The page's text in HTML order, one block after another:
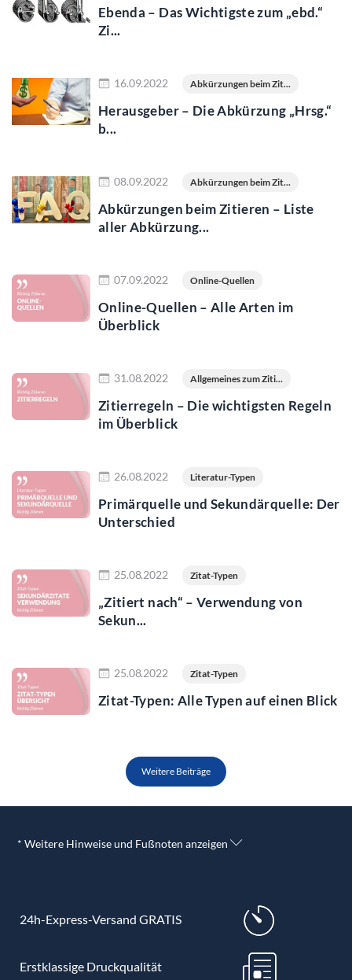
Ebenda – Das Wichtigste zum „ebd.“
Zi...
16.09.2022 Abkürzungen beim Zit...
Herausgeber – Die Abkürzung „Hrsg.“
b...
08.09.2022 Abkürzungen beim Zit...
Abkürzungen beim Zitieren – Liste
aller Abkürzung...
07.09.2022 Online-Quellen
Online-Quellen – Alle Arten im
Überblick
31.08.2022 Allgemeines zum Ziti...
Zitierregeln – Die wichtigsten Regeln
im Überblick
26.08.2022 Literatur-Typen
Primärquelle und Sekundärquelle: Der
Unterschied
25.08.2022 Zitat-Typen
„Zitiert nach“ – Verwendung von
Sekun...
25.08.2022 Zitat-Typen
Zitat-Typen: Alle Typen auf einen Blick
Weitere Beiträge
* Weitere Hinweise und Fußnoten anzeigen
24h-Express-Versand GRATIS
Erstklassige Druckqualität